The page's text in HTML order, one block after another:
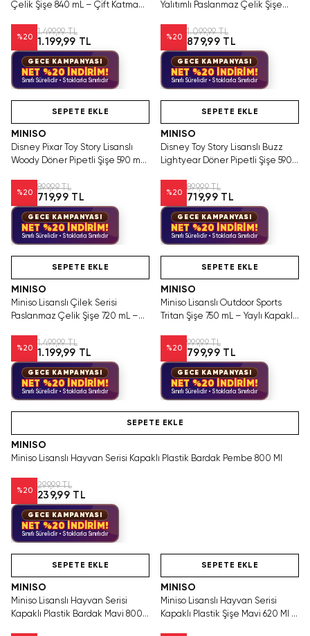
Çelik Şişe 840 mL – Çift Katmanlı
%20
1.499,99 TL
1.199,99 TL
GECE KAMPANYASI
NET %20 İNDİRİM!
Sınırlı Sürelidir • Stoklarla Sınırlıdır
Yalıtımlı Paslanmaz Çelik Şişe
%20
1.099,99 TL
879,99 TL
GECE KAMPANYASI
NET %20 İNDİRİM!
Sınırlı Sürelidir • Stoklarla Sınırlıdır
SEPETE EKLE
MINISO
Disney Pixar Toy Story Lisanslı
Woody Döner Pipetli Şişe 590 mL
%20
899,99 TL
719,99 TL
GECE KAMPANYASI
NET %20 İNDİRİM!
Sınırlı Sürelidir • Stoklarla Sınırlıdır
SEPETE EKLE
MINISO
Disney Toy Story Lisanslı Buzz
Lightyear Döner Pipetli Şişe 590
%20
899,99 TL
719,99 TL
GECE KAMPANYASI
NET %20 İNDİRİM!
Sınırlı Sürelidir • Stoklarla Sınırlıdır
SEPETE EKLE
MINISO
Miniso Lisanslı Çilek Serisi
Paslanmaz Çelik Şişe 720 mL –
%20
1.499,99 TL
1.199,99 TL
GECE KAMPANYASI
NET %20 İNDİRİM!
Sınırlı Sürelidir • Stoklarla Sınırlıdır
SEPETE EKLE
MINISO
Miniso Lisanslı Outdoor Sports
Tritan Şişe 750 mL – Yaylı Kapaklı
%20
999,99 TL
799,99 TL
GECE KAMPANYASI
NET %20 İNDİRİM!
Sınırlı Sürelidir • Stoklarla Sınırlıdır
SEPETE EKLE
MINISO
Miniso Lisanslı Hayvan Serisi Kapaklı Plastik Bardak Pembe 800 Ml
%20
299,99 TL
239,99 TL
GECE KAMPANYASI
NET %20 İNDİRİM!
Sınırlı Sürelidir • Stoklarla Sınırlıdır
SEPETE EKLE
MINISO
Miniso Lisanslı Hayvan Serisi
Kapaklı Plastik Bardak Mavi 800
SEPETE EKLE
MINISO
Miniso Lisanslı Hayvan Serisi
Kapaklı Plastik Şişe Mavi 620 Ml –